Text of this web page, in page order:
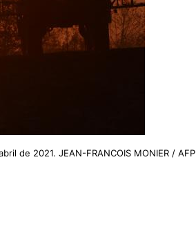
de 2021. JEAN-FRANCOIS MONIER / AFP